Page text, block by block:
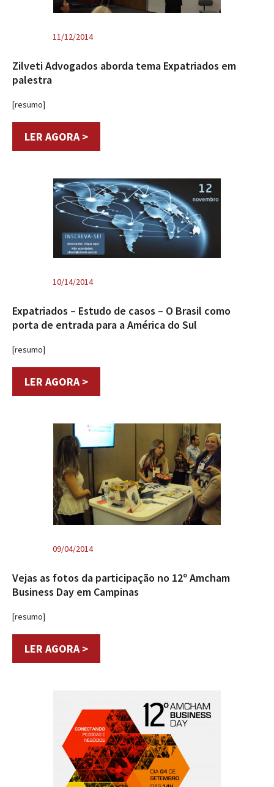
11/12/2014
Zilveti Advogados aborda tema Expatriados em
palestra
[resumo]
LER AGORA >
10/14/2014
Expatriados – Estudo de casos – O Brasil como
porta de entrada para a América do Sul
[resumo]
LER AGORA >
09/04/2014
Vejas as fotos da participação no 12º Amcham
Business Day em Campinas
[resumo]
LER AGORA >